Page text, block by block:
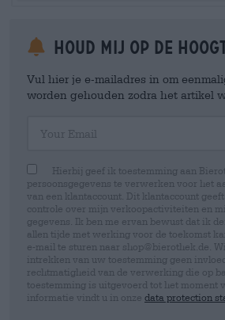
Houd mij op de
Vul hier je e-mailadres in om
worden gehouden zodra het artikel
Hierbij geef ik toestemming aan
persoonsgegevens te verwerken voor het
van een klantaccount. Dit klantaccount
controle over mijn verkoopactiviteiten en
gegevens. Ik ben me ervan bewust dat ik
allen tijde met werking voor de toekomst
e-mail te sturen naar shop@bierothek.de.
intrekken van uw toestemming geen
rechtmatigheid van de verwerking die op
toestemming is uitgevoerd tot het moment
informatie vindt u in onze data protection